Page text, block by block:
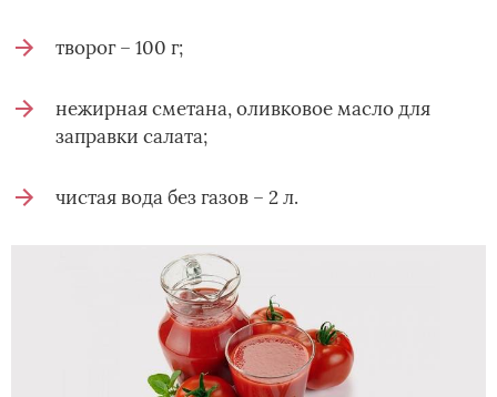
творог – 100 г;
нежирная сметана, оливковое масло для
заправки салата;
чистая вода без газов – 2 л.